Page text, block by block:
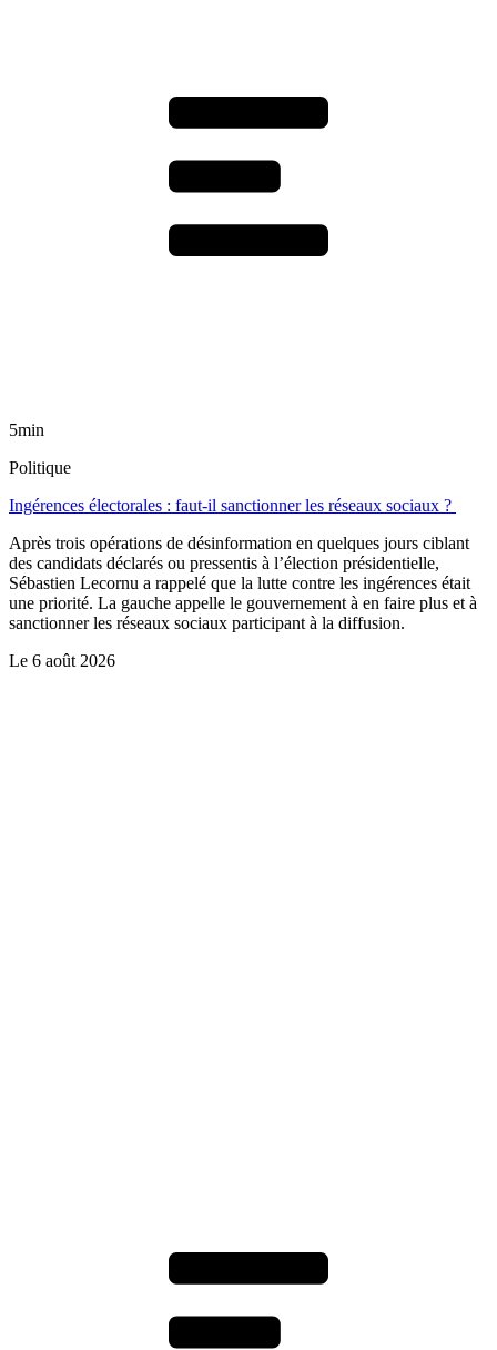
5min
Politique
Ingérences électorales : faut-il sanctionner les réseaux sociaux ?
Après trois opérations de désinformation en quelques jours ciblant
des candidats déclarés ou pressentis à l’élection présidentielle,
Sébastien Lecornu a rappelé que la lutte contre les ingérences était
une priorité. La gauche appelle le gouvernement à en faire plus et à
sanctionner les réseaux sociaux participant à la diffusion.
Le 6 août 2026